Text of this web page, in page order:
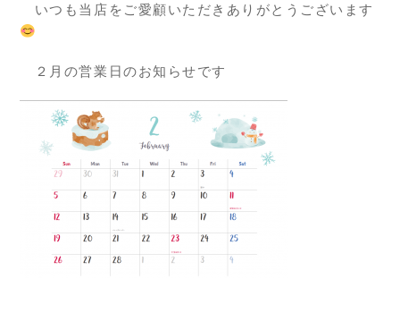
いつも当店をご愛顧いただきありがとうございます
２月の営業日のお知らせです